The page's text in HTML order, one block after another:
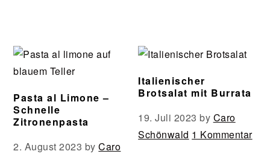
Pasta al Limone –
Schnelle
Zitronenpasta
2. August 2023 byCaro
Italienischer
Brotsalat mit Burrata
19. Juli 2023 by Caro
Schönwald 1 Kommentar